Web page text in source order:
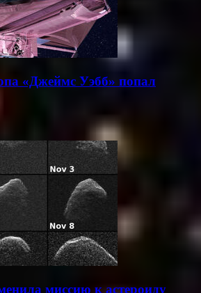
«Джеймс Уэбб» попал
миссию к астероиду